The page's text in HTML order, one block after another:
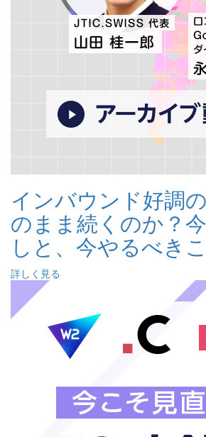
インバウンド好調
のまま続くのか？
しと、今やるべき
詳しく見る